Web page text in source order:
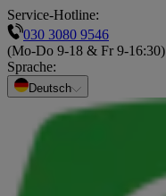
Service-Hotline:
030 3080 9546
(Mo-Do 9-18 & Fr 9-16:30)
Sprache:
Deutsch